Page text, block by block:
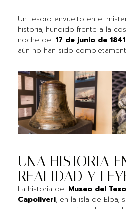
Un tesoro envuelto en el
historia, hundido frente a la
noche del 17 de junio de 1841
aún no han sido
UNA HISTORIA
REALIDAD Y
La historia del Museo del
Capoliveri, en la isla de Elba,